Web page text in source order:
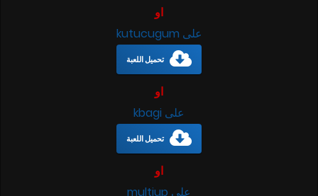
او
على kutucugum
تحميل اللعبة
او
على kbagi
تحميل اللعبة
او
على multiup